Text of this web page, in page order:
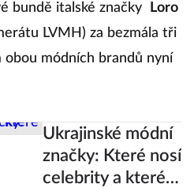
bundě italské značky
Loro
LVMH) za bezmála tři
obou módních brandů nyní
Ukrajinské módní
značky: Které nosí
celebrity a které